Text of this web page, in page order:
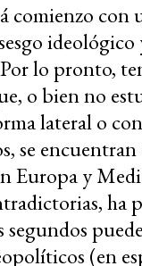
comienzo con
lo pronto,
o bien no
lateral o
se
Europa y
ha
(en